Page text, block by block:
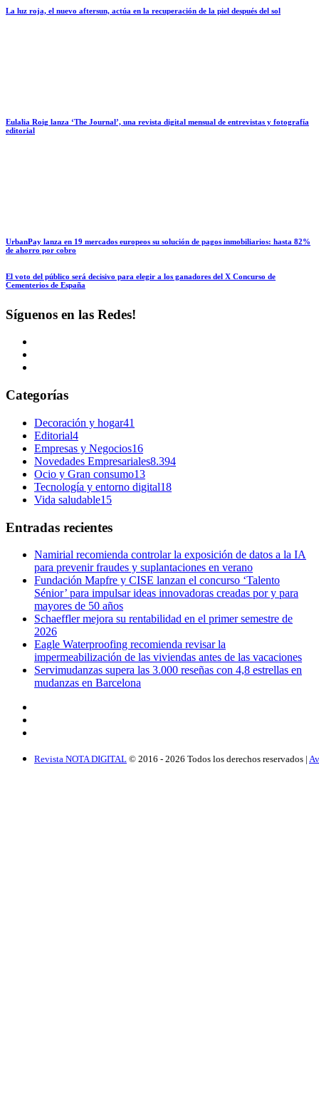
La luz roja, el nuevo aftersun, actúa en la recuperación de la piel después del sol
Eulalia Roig lanza ‘The Journal’, una revista digital mensual de entrevistas y fotografía
editorial
UrbanPay lanza en 19 mercados europeos su solución de pagos inmobiliarios: hasta 82%
de ahorro por cobro
El voto del público será decisivo para elegir a los ganadores del X Concurso de
Cementerios de España
Síguenos en las Redes!
Categorías
Decoración y hogar41
Editorial4
Empresas y Negocios16
Novedades Empresariales8.394
Ocio y Gran consumo13
Tecnología y entorno digital18
Vida saludable15
Entradas recientes
Namirial recomienda controlar la exposición de datos a la IA
para prevenir fraudes y suplantaciones en verano
Fundación Mapfre y CISE lanzan el concurso ‘Talento
Sénior’ para impulsar ideas innovadoras creadas por y para
mayores de 50 años
Schaeffler mejora su rentabilidad en el primer semestre de
2026
Eagle Waterproofing recomienda revisar la
impermeabilización de las viviendas antes de las vacaciones
Servimudanzas supera las 3.000 reseñas con 4,8 estrellas en
mudanzas en Barcelona
Revista NOTA DIGITAL © 2016 - 2026 Todos los derechos reservados |